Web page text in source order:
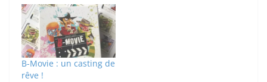
B-Movie : un casting de
rêve !